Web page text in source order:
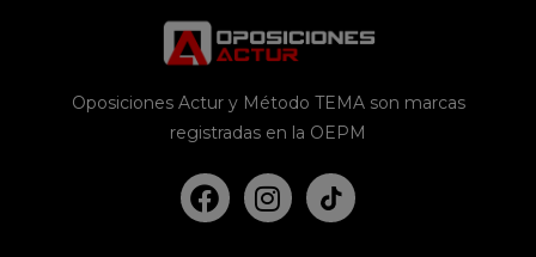
Oposiciones Actur y Método TEMA son marcas
registradas en la OEPM